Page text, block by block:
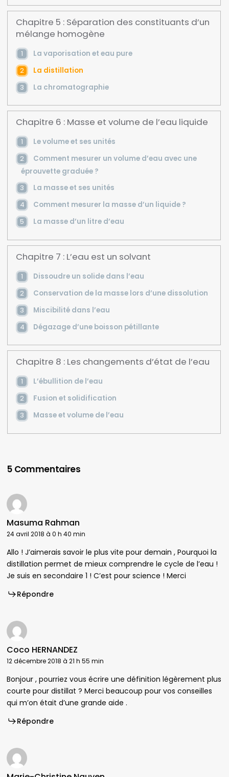
Chapitre 5 : Séparation des constituants d’un
mélange homogène
La vaporisation et eau pure
La distillation
La chromatographie
Chapitre 6 : Masse et volume de l’eau liquide
Le volume et ses unités
Comment mesurer un volume d’eau avec une
éprouvette graduée ?
La masse et ses unités
Comment mesurer la masse d’un liquide ?
La masse d’un litre d’eau
Chapitre 7 : L’eau est un solvant
Dissoudre un solide dans l’eau
Conservation de la masse lors d’une dissolution
Miscibilité dans l’eau
Dégazage d’une boisson pétillante
Chapitre 8 : Les changements d’état de l’eau
L’ébullition de l’eau
Fusion et solidification
Masse et volume de l’eau
5 Commentaires
Masuma Rahman
24 avril 2018 à 0 h 40 min
Allo ! J’aimerais savoir le plus vite pour demain , Pourquoi la
distillation permet de mieux comprendre le cycle de l’eau !
Je suis en secondaire 1 ! C’est pour science ! Merci
Répondre
Coco HERNANDEZ
12 décembre 2018 à 21 h 55 min
Bonjour , pourriez vous écrire une définition légèrement plus
courte pour distillat ? Merci beaucoup pour vos conseilles
qui m’on était d’une grande aide .
Répondre